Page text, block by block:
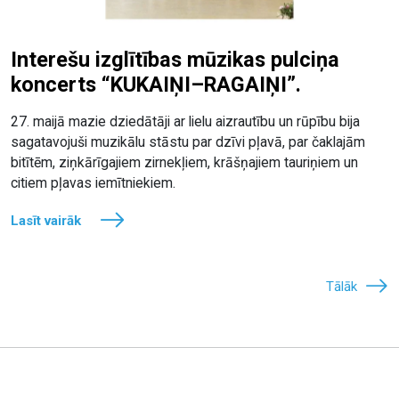
Interešu izglītības mūzikas pulciņa
koncerts “KUKAIŅI–RAGAIŅI”.
27. maijā mazie dziedātāji ar lielu aizrautību un rūpību bija
sagatavojuši muzikālu stāstu par dzīvi pļavā, par čaklajām
bitītēm, ziņkārīgajiem zirnekļiem, krāšņajiem tauriņiem un
citiem pļavas iemītniekiem.
Lasīt vairāk
Tālāk